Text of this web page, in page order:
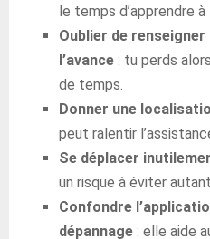
le temps d’apprendre à
Oublier de
l’avance : tu perds
de temps.
Donner une
peut ralentir
Se déplacer
un risque à éviter
Confondre
dépannage : elle aide